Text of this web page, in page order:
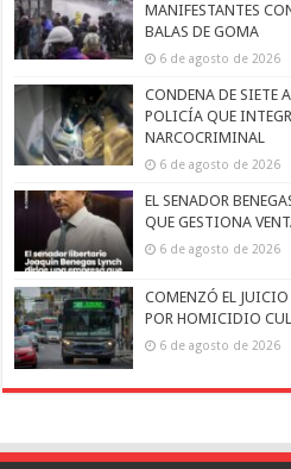
MANIFESTANTES
BALAS DE GOMA
6 de agosto de 2026
CONDENA DE SIETE
POLICÍA QUE
NARCOCRIMINAL
6 de agosto de 2026
EL SENADOR
QUE GESTIONA
6 de agosto de 2026
COMENZÓ EL JUICIO
POR HOMICIDIO
6 de agosto de 2026